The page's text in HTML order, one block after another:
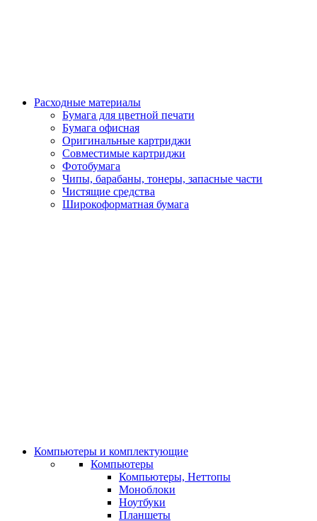
Расходные материалы
Бумага для цветной печати
Бумага офисная
Оригинальные картриджи
Совместимые картриджи
Фотобумага
Чипы, барабаны, тонеры, запасные части
Чистящие средства
Широкоформатная бумага
Компьютеры и комплектующие
Компьютеры
Компьютеры, Неттопы
Моноблоки
Ноутбуки
Планшеты